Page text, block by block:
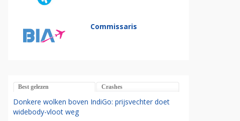
Commissaris
Best gelezen Crashes
Donkere wolken boven IndiGo: prijsvechter doet
widebody-vloot weg